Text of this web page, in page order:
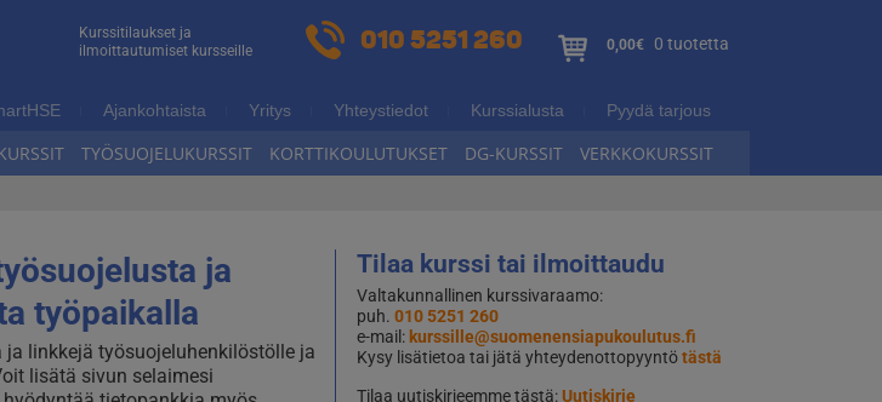
Kurssitilaukset ja
ilmoittautumiset kursseille
010 5251 260 0,00€ 0 tuotetta
Ajankohtaista Yritys Yhteystiedot Kurssialusta Pyydä tarjous
TYÖSUOJELUKURSSIT KORTTIKOULUTUKSET DG-KURSSIT VERKKOKURSSIT
ja
työpaikalla
linkkejä työsuojeluhenkilöstölle ja
lisätä sivun selaimesi
Tilaa kurssi tai ilmoittaudu
Valtakunnallinen kurssivaraamo:
puh.010 5251 260
e-mail: kurssille@suomenensiapukoulutus.fi
Kysy lisätietoa tai jätä yhteydenottopyyntötästä
Tilaa uutiskirjeemme tästä:Uutiskirje